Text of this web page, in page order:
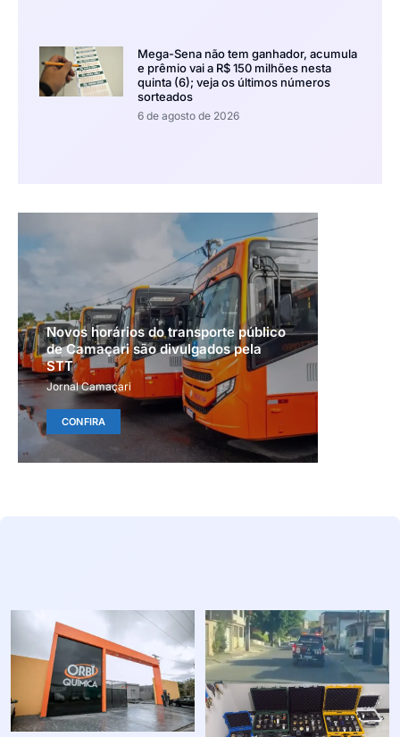
Mega-Sena não tem ganhador, acumula
e prêmio vai a R$ 150 milhões nesta
quinta (6); veja os últimos números
sorteados
6 de agosto de 2026
Novos horários do transporte público
de Camaçari são divulgados pela
STT
Jornal Camaçari
CONFIRA